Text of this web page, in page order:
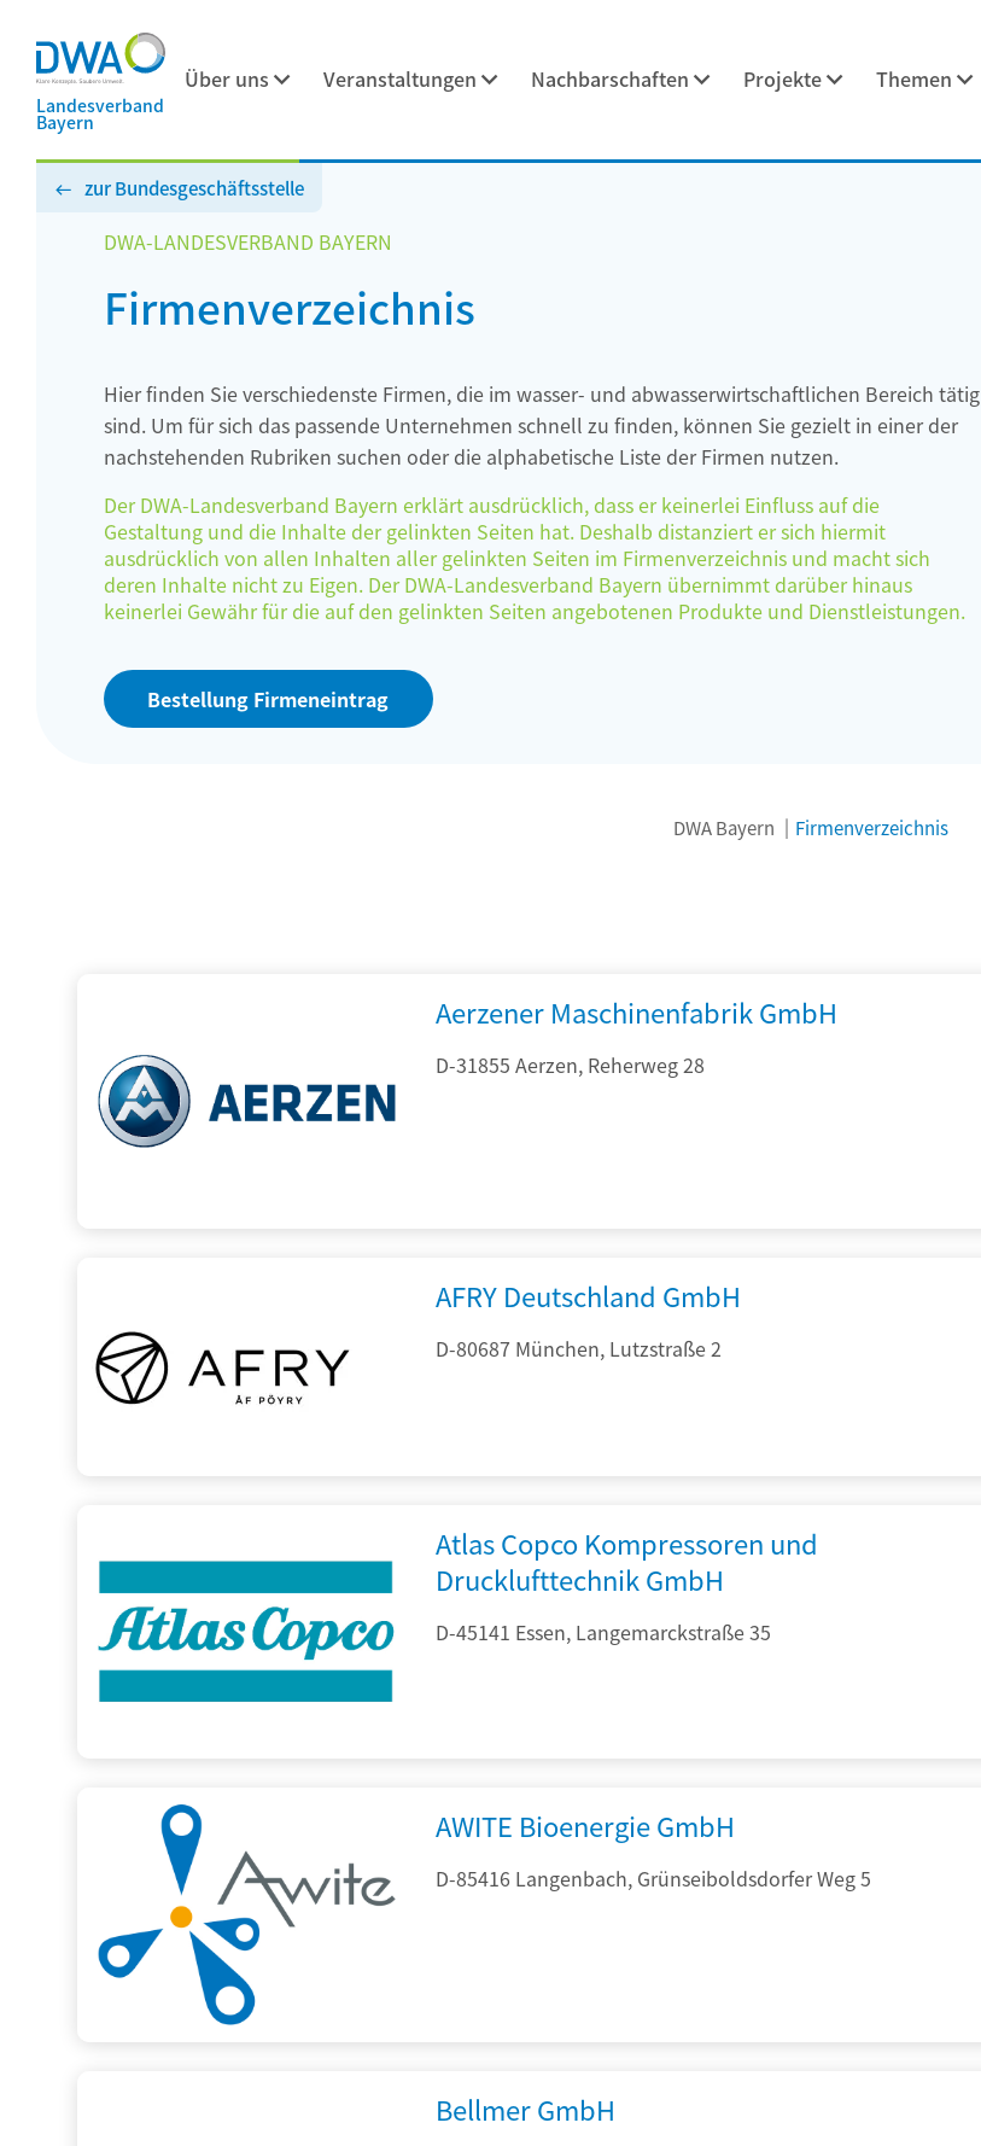
Landesverband
Bayern
Über uns Veranstaltungen Nachbarschaften Projekte Themen
zur Bundesgeschäftsstelle
DWA-LANDESVERBAND BAYERN
Firmenverzeichnis
Hier finden Sie verschiedenste Firmen, die im wasser- und abwasserwirtschaftlichen Bereich tätig
sind. Um für sich das passende Unternehmen schnell zu finden, können Sie gezielt in einer der
nachstehenden Rubriken suchen oder die alphabetische Liste der Firmen nutzen.
Der DWA-Landesverband Bayern erklärt ausdrücklich, dass er keinerlei Einfluss auf die
Gestaltung und die Inhalte der gelinkten Seiten hat. Deshalb distanziert er sich hiermit
ausdrücklich von allen Inhalten aller gelinkten Seiten im Firmenverzeichnis und macht sich
deren Inhalte nicht zu Eigen. Der DWA-Landesverband Bayern übernimmt darüber hinaus
keinerlei Gewähr für die auf den gelinkten Seiten angebotenen Produkte und Dienstleistungen.
Bestellung Firmeneintrag
DWA Bayern Firmenverzeichnis
Aerzener Maschinenfabrik GmbH
D-31855 Aerzen, Reherweg 28
AFRY Deutschland GmbH
D-80687 München, Lutzstraße 2
Atlas Copco Kompressoren und
Drucklufttechnik GmbH
D-45141 Essen, Langemarckstraße 35
AWITE Bioenergie GmbH
D-85416 Langenbach, Grünseiboldsdorfer Weg 5
Bellmer GmbH